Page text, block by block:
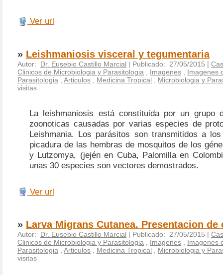
Ver url
» Leishmaniosis visceral y tegumentaria
Autor: Dr. Eusebio Castillo Marcial | Publicado: 27/05/2015 |
Clinicos de Microbiologia y Parasitologia
Imagenes
Imagenes
Parasitologia
Articulos Medicina Tropical
Microbiologia y
visitas
La leishmaniosis está constituida por un grupo
zoonoticas causadas por varias especies de
Leishmania. Los parásitos son transmitidos a
picadura de las hembras de mosquitos de los
y Lutzomya, (jején en Cuba, Palomilla en
unas 30 especies son vectores demostrados.
Ver url
» Larva Migrans Cutanea. Presentacion de
Autor: Dr. Eusebio Castillo Marcial | Publicado: 27/05/2015 |
Clinicos de Microbiologia y Parasitologia
Imagenes
Imagenes
Parasitologia
Articulos Medicina Tropical
Microbiologia y
visitas